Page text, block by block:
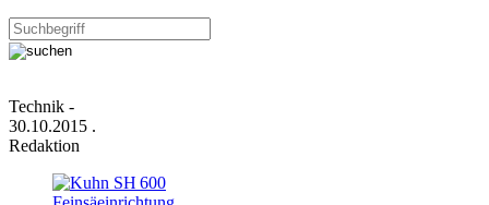
Technik -
30.10.2015 .
Redaktion